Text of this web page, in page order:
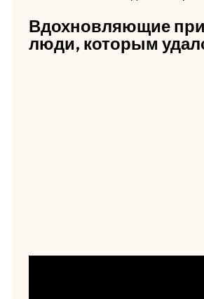
Вдохновляющие
люди, которым